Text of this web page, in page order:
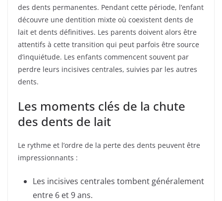
des dents permanentes. Pendant cette période, l’enfant
découvre une dentition mixte où coexistent dents de
lait et dents définitives. Les parents doivent alors être
attentifs à cette transition qui peut parfois être source
d’inquiétude. Les enfants commencent souvent par
perdre leurs incisives centrales, suivies par les autres
dents.
Les moments clés de la chute
des dents de lait
Le rythme et l’ordre de la perte des dents peuvent être
impressionnants :
Les incisives centrales tombent généralement
entre 6 et 9 ans.